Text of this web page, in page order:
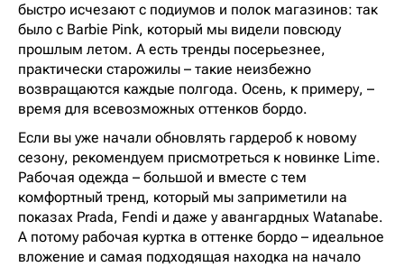
быстро исчезают с подиумов и полок магазинов: так
было с Barbie Pink, который мы видели повсюду
прошлым летом. А есть тренды посерьезнее,
практически старожилы – такие неизбежно
возвращаются каждые полгода. Осень, к примеру, –
время для всевозможных оттенков бордо.
Если вы уже начали обновлять гардероб к новому
сезону, рекомендуем присмотреться к новинке Lime.
Рабочая одежда – большой и вместе с тем
комфортный тренд, который мы заприметили на
показах Prada, Fendi и даже у авангардных Watanabe.
А потому рабочая куртка в оттенке бордо – идеальное
вложение и самая подходящая находка на начало